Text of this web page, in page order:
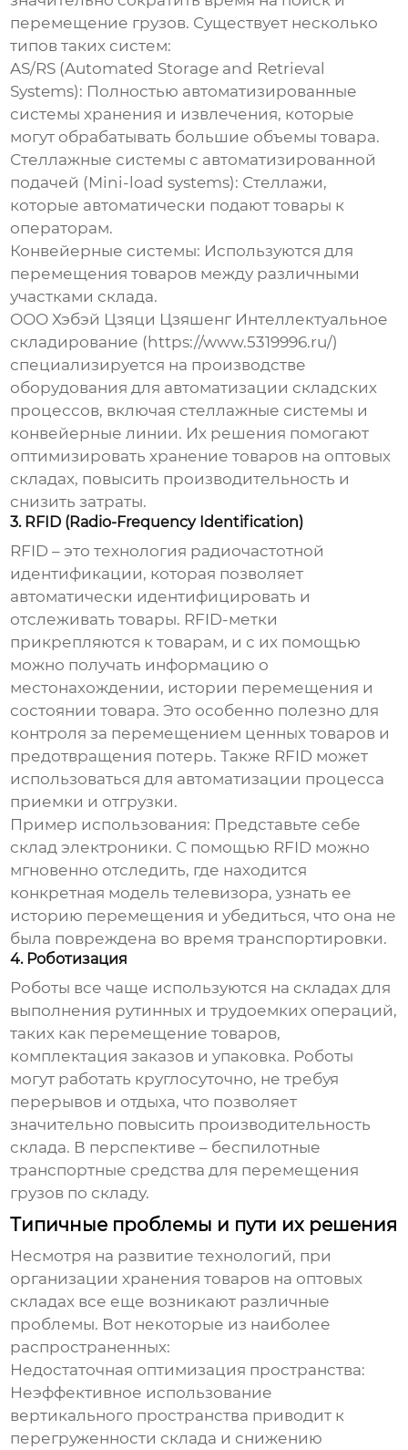
перемещение грузов. Существует несколько
типов таких систем:
AS/RS (Automated Storage and Retrieval
Systems): Полностью автоматизированные
системы хранения и извлечения, которые
могут обрабатывать большие объемы товара.
Стеллажные системы с автоматизированной
подачей (Mini-load systems): Стеллажи,
которые автоматически подают товары к
операторам.
Конвейерные системы: Используются для
перемещения товаров между различными
участками склада.
ООО Хэбэй Цзяци Цзяшенг Интеллектуальное
складирование (https://www.5319996.ru/)
специализируется на производстве
оборудования для автоматизации складских
процессов, включая стеллажные системы и
конвейерные линии. Их решения помогают
оптимизироватьхранение товаров на оптовых
складах, повысить производительность и
снизить затраты.
3. RFID (Radio-Frequency Identification)
RFID – это технология радиочастотной
идентификации, которая позволяет
автоматически идентифицировать и
отслеживать товары. RFID-метки
прикрепляются к товарам, и с их помощью
можно получать информацию о
местонахождении, истории перемещения и
состоянии товара. Это особенно полезно для
контроля за перемещением ценных товаров и
предотвращения потерь. Также RFID может
использоваться для автоматизации процесса
приемки и отгрузки.
Пример использования: Представьте себе
склад электроники. С помощью RFID можно
мгновенно отследить, где находится
конкретная модель телевизора, узнать ее
историю перемещения и убедиться, что она не
была повреждена во время транспортировки.
4. Роботизация
Роботы все чаще используются на складах для
выполнения рутинных и трудоемких операций,
таких как перемещение товаров,
комплектация заказов и упаковка. Роботы
могут работать круглосуточно, не требуя
перерывов и отдыха, что позволяет
значительно повысить производительность
склада. В перспективе – беспилотные
транспортные средства для перемещения
грузов по складу.
Типичные проблемы и пути их решения
Несмотря на развитие технологий, при
организациихранения товаров на оптовых
складах все еще возникают различные
проблемы. Вот некоторые из наиболее
распространенных:
Недостаточная оптимизация пространства:
Неэффективное использование
вертикального пространства приводит к
перегруженности склада и снижению